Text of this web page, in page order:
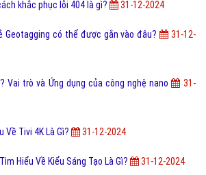
khắc phục lỗi 404 là gì? 31-12-2024
Geotagging có thể được gắn vào đâu?
31-12-
Vai trò và Ứng dụng của công nghệ nano
31-
Về Tivi 4K Là Gì? 31-12-2024
Hiểu Về Kiểu Sáng Tạo Là Gì? 31-12-2024